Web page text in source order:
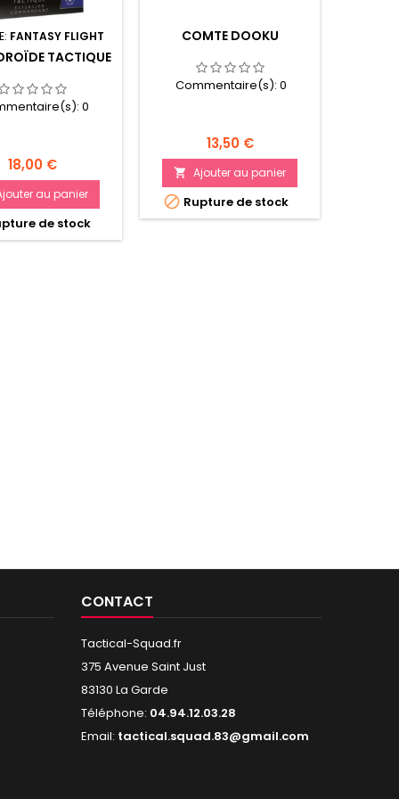
FANTASY FLIGHT
TACTIQUE
0
Prix
18,00 €
au panier
de stock
COMTE DOOKU
Commentaire(s): 0
Prix
13,50 €
 Ajouter au panier
 Rupture de stock
CONTACT
Tactical-Squad.fr
375 Avenue Saint Just
83130 La Garde
Téléphone: 04.94.12.03.28
Email: tactical.squad.83@gmail.com